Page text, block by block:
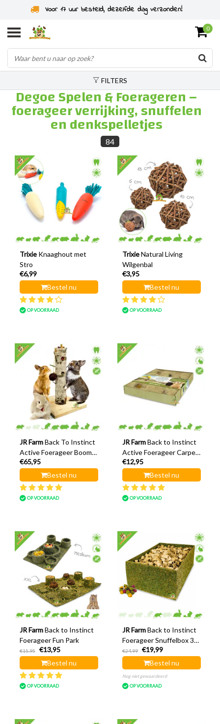
Specialist in knaagdieren sinds 2011
0
FILTERS
Degoe Spelen & Foerageren –
foerageer verrijking, snuffelen
en denkspelletjes
84
Trixie Knaaghout met
Stro
€6,99
Bestel nu
OP VOORRAAD
Trixie Natural Living
Wilgenbal
€3,95
Bestel nu
OP VOORRAAD
JR Farm Back To Instinct
Active Foerageer Boom
58 cm
€65,95
Bestel nu
OP VOORRAAD
JR Farm Back to Instinct
Active Foerageer Carpet
30 cm
€12,95
Bestel nu
OP VOORRAAD
JR Farm Back to Instinct
Foerageer Fun Park
€15,95
€13,95
Bestel nu
OP VOORRAAD
JR Farm Back to Instinct
Foerageer Snuffelbox 30
cm
€24,99
€19,99
Bestel nu
Nog niet gewaardeerd
OP VOORRAAD